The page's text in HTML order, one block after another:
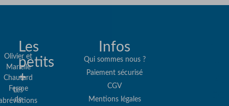
Olivier et
Marielle
Chautard
Ferme
de
Les
petits
+
Les
Infos
Qui sommes nous ?
Paiement sécurisé
CGV
Mentions légales